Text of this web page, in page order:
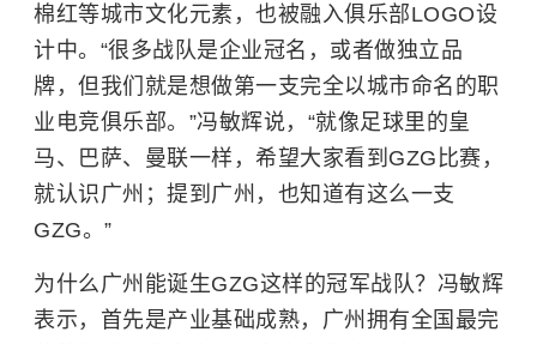
棉红等城市文化元素，也被融入俱乐部LOGO设
计中。“很多战队是企业冠名，或者做独立品
牌，但我们就是想做第一支完全以城市命名的职
业电竞俱乐部。”冯敏辉说，“就像足球里的皇
马、巴萨、曼联一样，希望大家看到GZG比赛，
就认识广州；提到广州，也知道有这么一支
GZG。”
为什么广州能诞生GZG这样的冠军战队？冯敏辉
表示，首先是产业基础成熟，广州拥有全国最完